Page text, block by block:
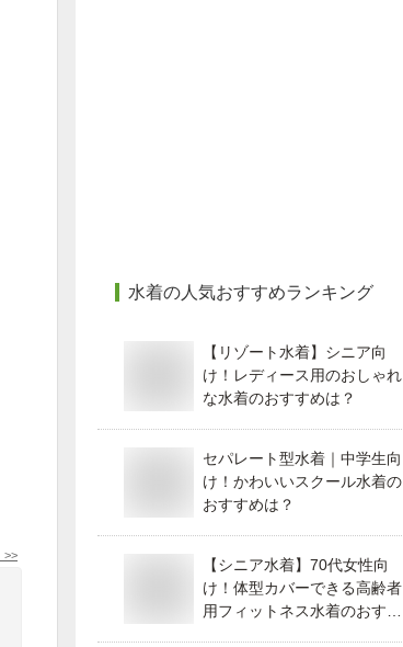
>>
水着の人気おすすめランキング
【リゾート水着】シニア向
け！レディース用のおしゃれ
な水着のおすすめは？
セパレート型水着｜中学生向
け！かわいいスクール水着の
おすすめは？
【シニア水着】70代女性向
け！体型カバーできる高齢者
用フィットネス水着のおすす